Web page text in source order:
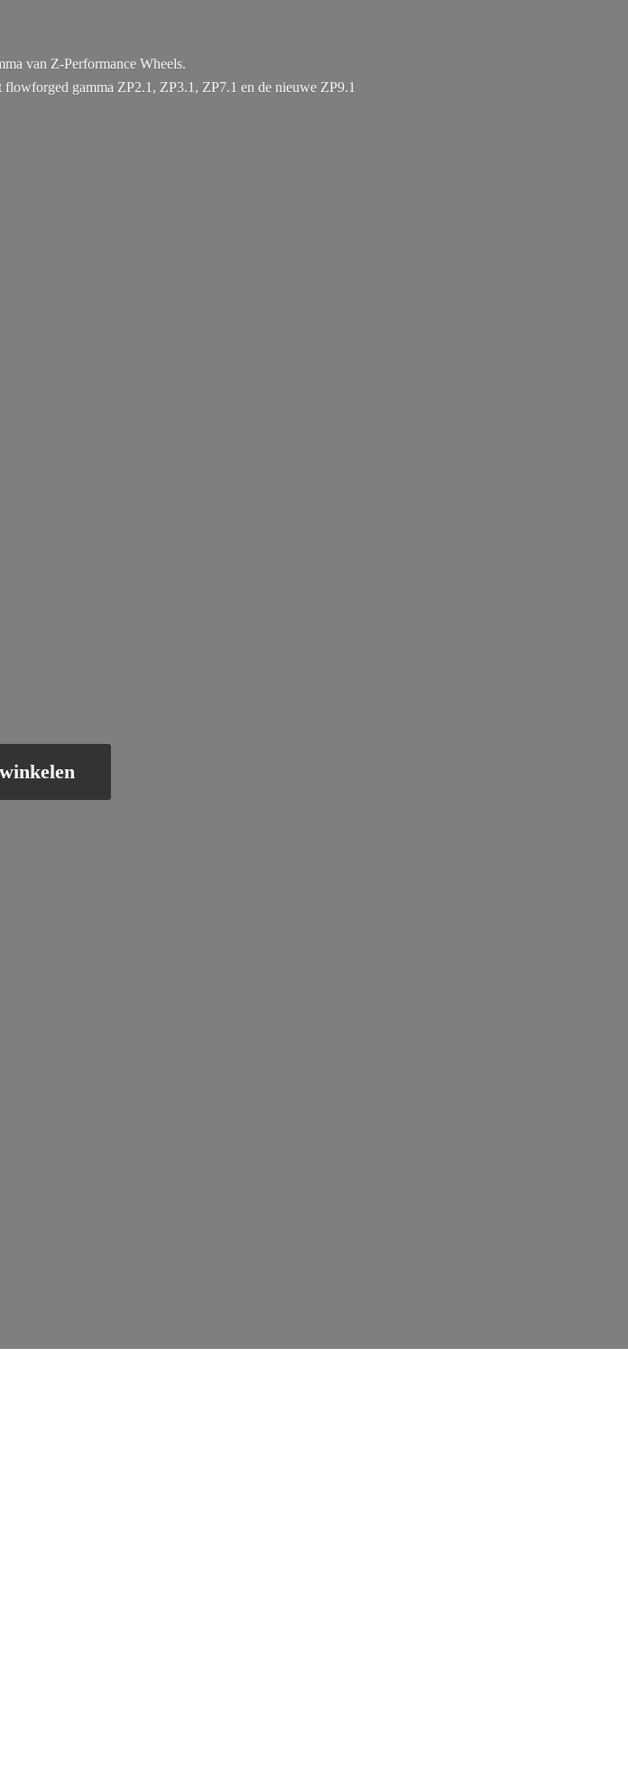
van Z-Performance Wheels.
gamma ZP2.1, ZP3.1, ZP7.1 en de nieuwe ZP9.1